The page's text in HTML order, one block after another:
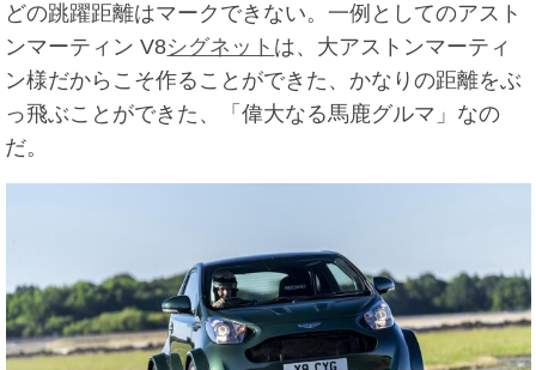
どの跳躍距離はマークできない。一例としてのアスト
ンマーティン V8シグネット は、大アストンマーティ
ン様だからこそ作ることができた、かなりの距離をぶ
っ飛ぶことができた、「偉大なる馬鹿グルマ」なの
だ。